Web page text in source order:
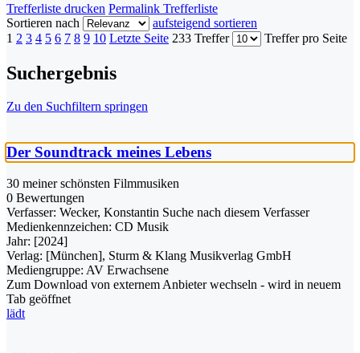
Trefferliste drucken Permalink Trefferliste
Sortieren nach
aufsteigend sortieren
1 2 3 4 5 6 7 8 9 10 Letzte Seite 233 Treffer Treffer pro Seite
Suchergebnis
Zu den Suchfiltern springen
Der Soundtrack meines Lebens
30 meiner schönsten Filmmusiken
0 Bewertungen
Verfasser: Wecker, Konstantin Suche nach diesem Verfasser
Medienkennzeichen: CD Musik
Jahr: [2024]
Verlag: [München], Sturm & Klang Musikverlag GmbH
Mediengruppe: AV Erwachsene
Zum Download von externem Anbieter wechseln - wird in neuem
Tab geöffnet
lädt